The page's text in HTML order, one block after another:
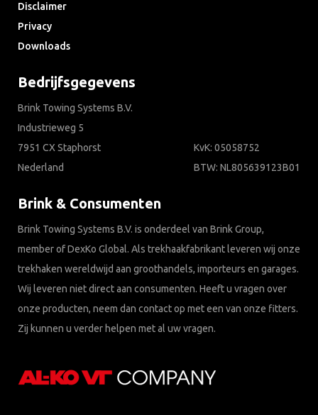
Disclaimer
Privacy
Downloads
Bedrijfsgegevens
Brink Towing Systems B.V.
Industrieweg 5
7951 CX Staphorst
Nederland
KvK: 05058752
BTW: NL805639123B01
Brink & Consumenten
Brink Towing Systems B.V. is onderdeel van Brink Group,
member of DexKo Global. Als trekhaakfabrikant leveren wij onze
trekhaken wereldwijd aan groothandels, importeurs en garages.
Wij leveren niet direct aan consumenten. Heeft u vragen over
onze producten, neem dan contact op met een van onze fitters.
Zij kunnen u verder helpen met al uw vragen.